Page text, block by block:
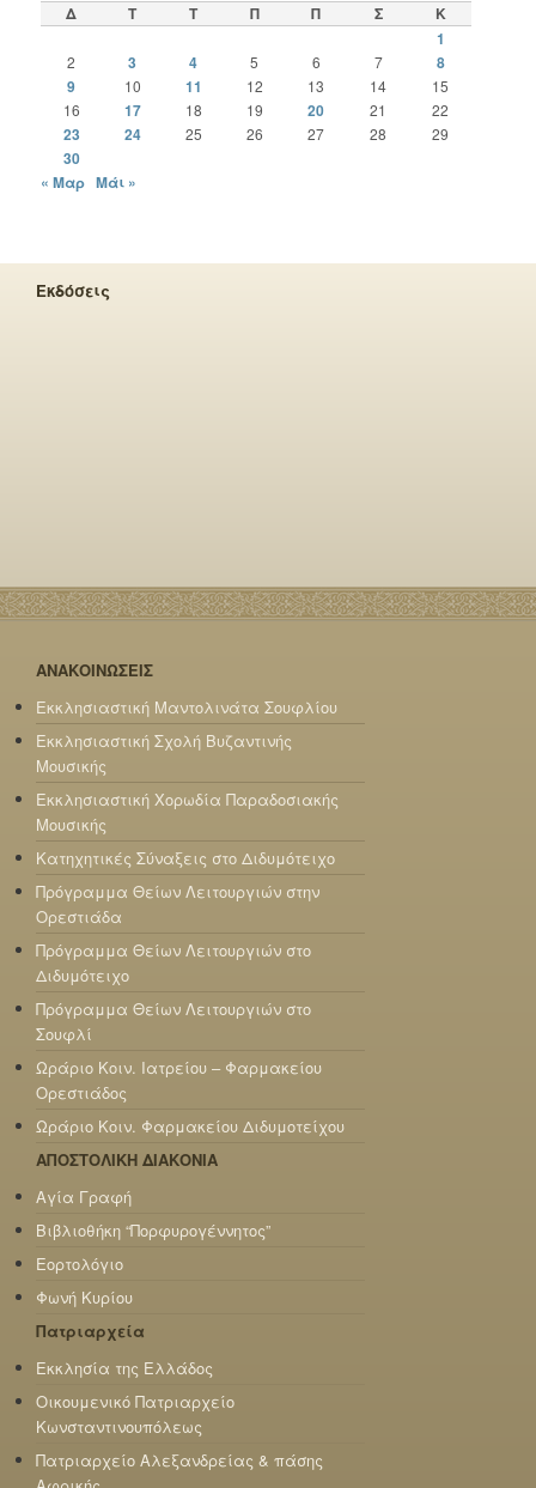
Δ Τ Τ Π Π Σ
Κ
1
2 3 4 5 6 7
8
9
10 11 12 13 14
15
16
17 18 19 20 21 22
23 24 25 26 27 28 29
30
« Μαρ Μάι »
Εκδόσεις
ΑΝΑΚΟΙΝΩΣΕΙΣ
Εκκλησιαστική Μαντολινάτα Σουφλίου
Εκκλησιαστική Σχολή Βυζαντινής
Μουσικής
Εκκλησιαστική Χορωδία Παραδοσιακής
Μουσικής
Κατηχητικές Σύναξεις στο Διδυμότειχο
Πρόγραμμα Θείων Λειτουργιών στην
Ορεστιάδα
Πρόγραμμα Θείων Λειτουργιών στο
Διδυμότειχο
Πρόγραμμα Θείων Λειτουργιών στο
Σουφλί
Ωράριο Κοιν. Ιατρείου – Φαρμακείου
Ορεστιάδος
Ωράριο Κοιν. Φαρμακείου Διδυμοτείχου
ΑΠΟΣΤΟΛΙΚΗ ΔΙΑΚΟΝΙΑ
Αγία Γραφή
Βιβλιοθήκη “Πορφυρογέννητος”
Εορτολόγιο
Φωνή Κυρίου
Πατριαρχεία
Εκκλησία της Ελλάδος
Οικουμενικό Πατριαρχείο
Κωνσταντινουπόλεως
Πατριαρχείο Αλεξανδρείας & πάσης